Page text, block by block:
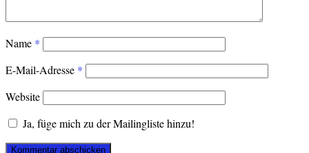
Name *
E-Mail-Adresse *
Website
Ja, füge mich zu der Mailingliste hinzu!